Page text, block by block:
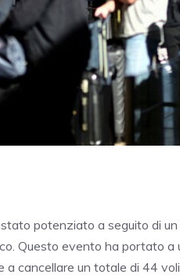
potenziato a seguito di
Questo evento ha portato
a cancellare un totale di 44